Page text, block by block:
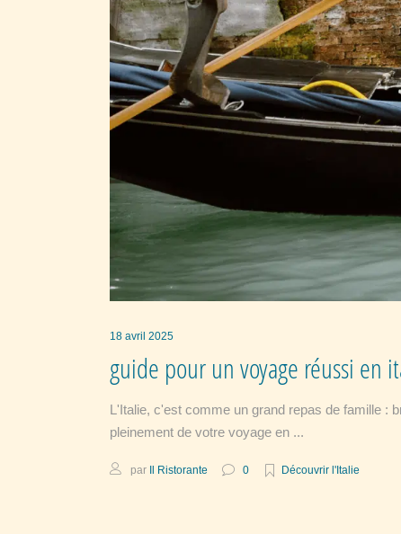
18 avril 2025
guide pour un voyage réussi en
L'Italie, c'est comme un grand repas de famille :
pleinement de votre voyage en
par Il Ristorante 0 Découvrir l'Italie